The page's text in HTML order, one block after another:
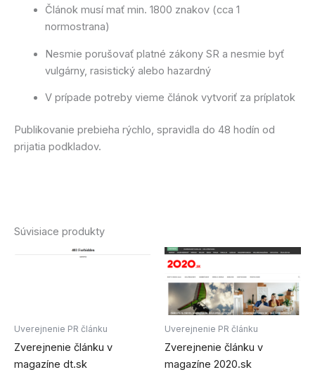
Článok musí mať min. 1800 znakov (cca 1
normostrana)
Nesmie porušovať platné zákony SR a nesmie byť
vulgárny, rasistický alebo hazardný
V prípade potreby vieme článok vytvoriť za príplatok
Publikovanie prebieha rýchlo, spravidla do 48 hodín od
prijatia podkladov.
Súvisiace produkty
Uverejnenie PR článku
Zverejnenie článku v
magazíne dt.sk
Uverejnenie PR článku
Zverejnenie článku v
magazíne 2020.sk